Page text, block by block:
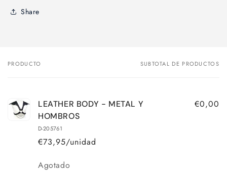
Share
Tu
PRODUCTO SUBTOTAL DE PRODUCTOS
LEATHER BODY - METAL Y
HOMBROS
D-205761
€73,95/unidad
€0,00
Cantidad
Agotado